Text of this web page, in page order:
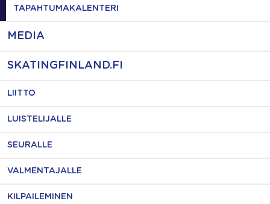
TAPAHTUMAKALENTERI
MEDIA
SKATINGFINLAND.FI
LIITTO
LUISTELIJALLE
SEURALLE
VALMENTAJALLE
KILPAILEMINEN